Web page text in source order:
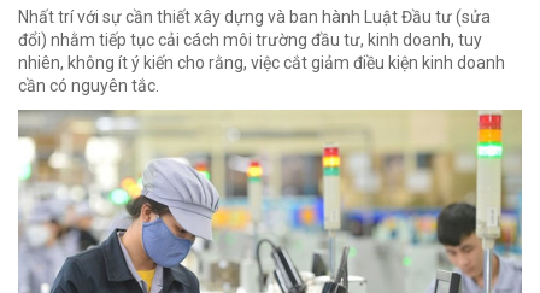
Nhất trí với sự cần thiết xây dựng và ban hành Luật Đầu tư (sửa
đổi) nhằm tiếp tục cải cách môi trường đầu tư, kinh doanh, tuy
nhiên, không ít ý kiến cho rằng, việc cắt giảm điều kiện kinh doanh
cần có nguyên tắc.